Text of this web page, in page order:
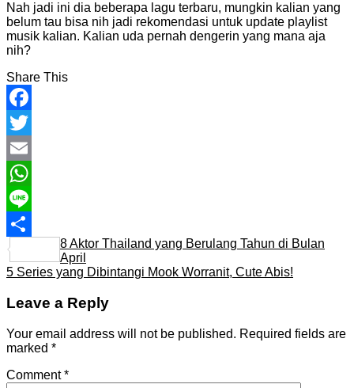
Nah jadi ini dia beberapa lagu terbaru, mungkin kalian yang
belum tau bisa nih jadi rekomendasi untuk update playlist
musik kalian. Kalian uda pernah dengerin yang mana aja
nih?
Share This
Facebook
Twitter
Email
WhatsApp
Line
Share
8 Aktor Thailand yang Berulang Tahun di Bulan
April
5 Series yang Dibintangi Mook Worranit, Cute Abis!
Leave a Reply
Your email address will not be published. Required fields are
marked *
Comment*